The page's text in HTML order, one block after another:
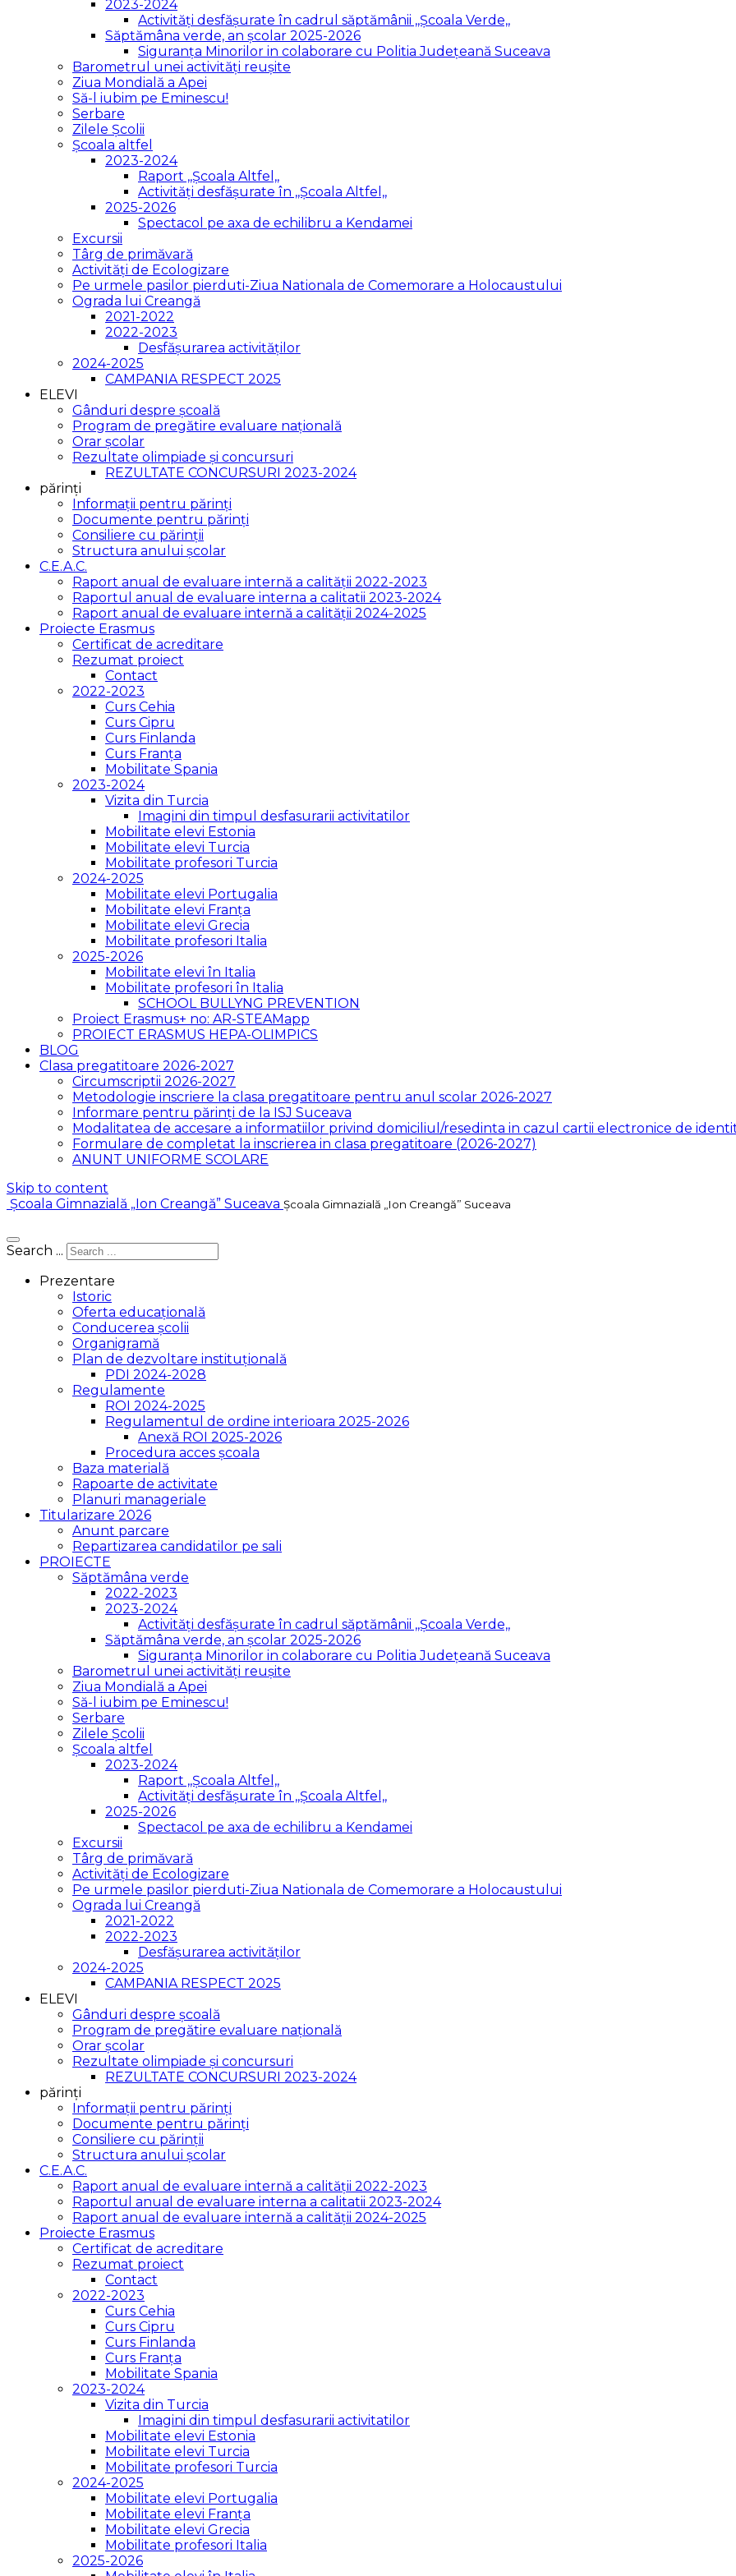
2023-2024
Activități desfășurate în cadrul săptămânii ,,Școala Verde,,
Săptămâna verde, an școlar 2025-2026
Siguranța Minorilor in colaborare cu Politia Județeană Suceava
Barometrul unei activități reușite
Ziua Mondială a Apei
Să-l iubim pe Eminescu!
Serbare
Zilele Școlii
Școala altfel
2023-2024
Raport ,,Școala Altfel,,
Activități desfășurate în ,,Școala Altfel,,
2025-2026
Spectacol pe axa de echilibru a Kendamei
Excursii
Târg de primăvară
Activități de Ecologizare
Pe urmele pasilor pierduti-Ziua Nationala de Comemorare a Holocaustului
Ograda lui Creangă
2021-2022
2022-2023
Desfășurarea activităților
2024-2025
CAMPANIA RESPECT 2025
ELEVI
Gânduri despre școală
Program de pregătire evaluare națională
Orar școlar
Rezultate olimpiade și concursuri
REZULTATE CONCURSURI 2023-2024
părinți
Informații pentru părinți
Documente pentru părinți
Consiliere cu părinții
Structura anului școlar
C.E.A.C.
Raport anual de evaluare internă a calității 2022-2023
Raportul anual de evaluare interna a calitatii 2023-2024
Raport anual de evaluare internă a calității 2024-2025
Proiecte Erasmus
Certificat de acreditare
Rezumat proiect
Contact
2022-2023
Curs Cehia
Curs Cipru
Curs Finlanda
Curs Franța
Mobilitate Spania
2023-2024
Vizita din Turcia
Imagini din timpul desfasurarii activitatilor
Mobilitate elevi Estonia
Mobilitate elevi Turcia
Mobilitate profesori Turcia
2024-2025
Mobilitate elevi Portugalia
Mobilitate elevi Franța
Mobilitate elevi Grecia
Mobilitate profesori Italia
2025-2026
Mobilitate elevi în Italia
Mobilitate profesori în Italia
SCHOOL BULLYNG PREVENTION
Proiect Erasmus+ no: AR-STEAMapp
PROIECT ERASMUS HEPA-OLIMPICS
BLOG
Clasa pregatitoare 2026-2027
Circumscriptii 2026-2027
Metodologie inscriere la clasa pregatitoare pentru anul scolar 2026-2027
Informare pentru părinți de la ISJ Suceava
Modalitatea de accesare a informatiilor privind domiciliul/resedinta in cazul cartii electronice de
Formulare de completat la inscrierea in clasa pregatitoare (2026-2027)
ANUNT UNIFORME SCOLARE
Skip to content
Școala Gimnazială „Ion Creangă” Suceava Școala Gimnazială „Ion Creangă” Suceava
Search ...
Prezentare
Istoric
Oferta educațională
Conducerea școlii
Organigramă
Plan de dezvoltare instituțională
PDI 2024-2028
Regulamente
ROI 2024-2025
Regulamentul de ordine interioara 2025-2026
Anexă ROI 2025-2026
Procedura acces școala
Baza materială
Rapoarte de activitate
Planuri manageriale
Titularizare 2026
Anunt parcare
Repartizarea candidatilor pe sali
PROIECTE
Săptămâna verde
2022-2023
2023-2024
Activități desfășurate în cadrul săptămânii ,,Școala Verde,,
Săptămâna verde, an școlar 2025-2026
Siguranța Minorilor in colaborare cu Politia Județeană Suceava
Barometrul unei activități reușite
Ziua Mondială a Apei
Să-l iubim pe Eminescu!
Serbare
Zilele Școlii
Școala altfel
2023-2024
Raport ,,Școala Altfel,,
Activități desfășurate în ,,Școala Altfel,,
2025-2026
Spectacol pe axa de echilibru a Kendamei
Excursii
Târg de primăvară
Activități de Ecologizare
Pe urmele pasilor pierduti-Ziua Nationala de Comemorare a Holocaustului
Ograda lui Creangă
2021-2022
2022-2023
Desfășurarea activităților
2024-2025
CAMPANIA RESPECT 2025
ELEVI
Gânduri despre școală
Program de pregătire evaluare națională
Orar școlar
Rezultate olimpiade și concursuri
REZULTATE CONCURSURI 2023-2024
părinți
Informații pentru părinți
Documente pentru părinți
Consiliere cu părinții
Structura anului școlar
C.E.A.C.
Raport anual de evaluare internă a calității 2022-2023
Raportul anual de evaluare interna a calitatii 2023-2024
Raport anual de evaluare internă a calității 2024-2025
Proiecte Erasmus
Certificat de acreditare
Rezumat proiect
Contact
2022-2023
Curs Cehia
Curs Cipru
Curs Finlanda
Curs Franța
Mobilitate Spania
2023-2024
Vizita din Turcia
Imagini din timpul desfasurarii activitatilor
Mobilitate elevi Estonia
Mobilitate elevi Turcia
Mobilitate profesori Turcia
2024-2025
Mobilitate elevi Portugalia
Mobilitate elevi Franța
Mobilitate elevi Grecia
Mobilitate profesori Italia
2025-2026